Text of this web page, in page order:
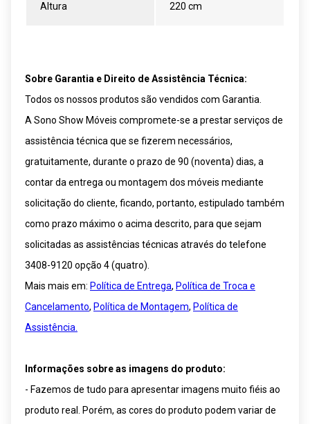
Altura 220 cm
Sobre Garantia e Direito de Assistência Técnica:
Todos os nossos produtos são vendidos com Garantia.
A Sono Show Móveis compromete-se a prestar serviços de
assistência técnica que se fizerem necessários,
gratuitamente, durante o prazo de 90 (noventa) dias, a
contar da entrega ou montagem dos móveis mediante
solicitação do cliente, ficando, portanto, estipulado também
como prazo máximo o acima descrito, para que sejam
solicitadas as assistências técnicas através do telefone
3408-9120 opção 4 (quatro).
Mais mais em: Política de Entrega, Política de Troca e
Cancelamento, Política de Montagem, Política de
Assistência.
Informações sobre as imagens do produto:
- Fazemos de tudo para apresentar imagens muito fiéis ao
produto real. Porém, as cores do produto podem variar de